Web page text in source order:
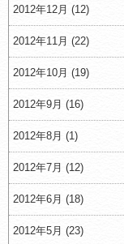
2012年12月 (12)
2012年11月 (22)
2012年10月 (19)
2012年9月 (16)
2012年8月 (1)
2012年7月 (12)
2012年6月 (18)
2012年5月 (23)